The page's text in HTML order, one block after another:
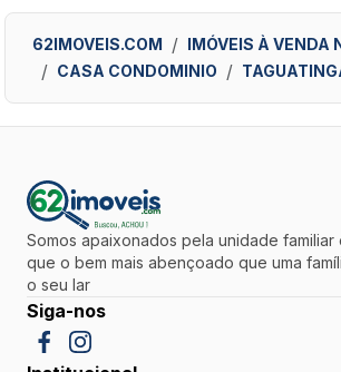
62IMOVEIS.COM
IMÓVEIS À VENDA
CASA CONDOMINIO
Somos apaixonados pela unidade familiar
que o bem mais abençoado que uma
o seu lar
Siga-nos